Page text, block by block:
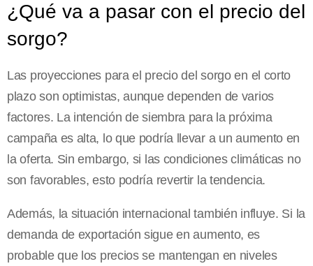
¿Qué va a pasar con el precio del
sorgo?
Las proyecciones para el precio del sorgo en el corto
plazo son optimistas, aunque dependen de varios
factores. La intención de siembra para la próxima
campaña es alta, lo que podría llevar a un aumento en
la oferta. Sin embargo, si las condiciones climáticas no
son favorables, esto podría revertir la tendencia.
Además, la situación internacional también influye. Si la
demanda de exportación sigue en aumento, es
probable que los precios se mantengan en niveles